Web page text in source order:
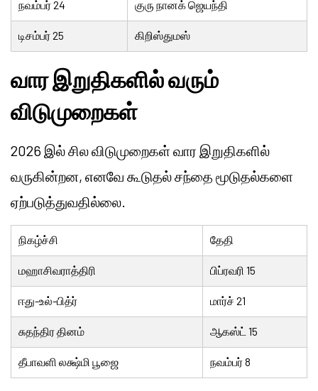
நவம்பர் 24 குரு நானக் ஜெயந்தி
டிசம்பர் 25 கிறிஸ்துமஸ்
வார இறுதிகளில் வரும்
விடுமுறைகள்
2026 இல் சில விடுமுறைகள் வார இறுதிகளில்
வருகின்றன, எனவே கூடுதல் சந்தை மூடுதல்களை
ஏற்படுத்துவதில்லை.
நிகழ்ச்சி தேதி
மஹாசிவராத்திரி பிப்ரவரி 15
ஈது-உல்-பித்ர் மார்ச் 21
சுதந்திர தினம் ஆகஸ்ட் 15
தீபாவளி லக்ஷ்மி பூஜை நவம்பர் 8